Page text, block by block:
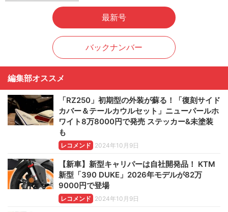
最新号
バックナンバー
編集部オススメ
「RZ250」初期型の外装が蘇る！「復刻サイド
カバー＆テールカウルセット」ニューパールホ
ワイト8万8000円で発売 ステッカー&未塗装
も
レコメンド 2024年10月9日
【新車】新型キャリパーは自社開発品！ KTM
新型「390 DUKE」2026年モデルが82万
9000円で登場
レコメンド 2024年10月9日